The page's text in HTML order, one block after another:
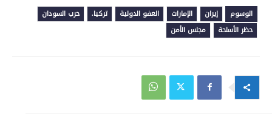
الوسوم إيران الإمارات العفو الدولية تركيا.
حرب السودان
حظر الأسلحة
مجلس الأمن